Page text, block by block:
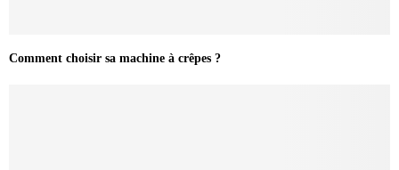
Comment choisir sa machine à crêpes ?